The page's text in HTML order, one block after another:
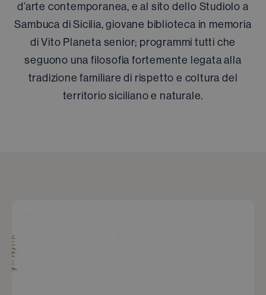
d’arte contemporanea, e al sito dello Studiolo a
Sambuca di Sicilia, giovane biblioteca in memoria
di Vito Planeta senior; programmi tutti che
seguono una filosofia fortemente legata alla
tradizione familiare di rispetto e coltura del
territorio siciliano e naturale.